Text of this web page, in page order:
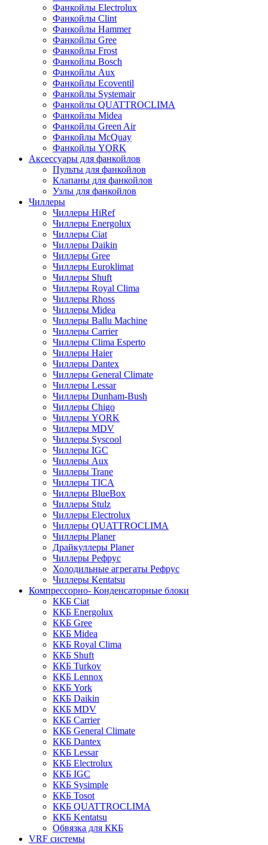
Фанкойлы Electrolux
Фанкойлы Clint
Фанкойлы Hammer
Фанкойлы Gree
Фанкойлы Frost
Фанкойлы Bosch
Фанкойлы Aux
Фанкойлы Ecoventil
Фанкойлы Systemair
Фанкойлы QUATTROCLIMA
Фанкойлы Midea
Фанкойлы Green Air
Фанкойлы McQuay
Фанкойлы YORK
Аксессуары для фанкойлов
Пульты для фанкойлов
Клапаны для фанкойлов
Узлы для фанкойлов
Чиллеры
Чиллеры HiRef
Чиллеры Energolux
Чиллеры Ciat
Чиллеры Daikin
Чиллеры Gree
Чиллеры Euroklimat
Чиллеры Shuft
Чиллеры Royal Clima
Чиллеры Rhoss
Чиллеры Midea
Чиллеры Ballu Machine
Чиллеры Carrier
Чиллеры Clima Esperto
Чиллеры Haier
Чиллеры Dantex
Чиллеры General Climate
Чиллеры Lessar
Чиллеры Dunham-Bush
Чиллеры Chigo
Чиллеры YORK
Чиллеры MDV
Чиллеры Syscool
Чиллеры IGC
Чиллеры Aux
Чиллеры Trane
Чиллеры TICA
Чиллеры BlueBox
Чиллеры Stulz
Чиллеры Electrolux
Чиллеры QUATTROCLIMA
Чиллеры Planer
Драйкуллеры Planer
Чиллеры Рефрус
Холодильные агрегаты Рефрус
Чиллеры Kentatsu
Компрессорно- Конденсаторные блоки
ККБ Ciat
ККБ Energolux
ККБ Gree
ККБ Midea
ККБ Royal Clima
ККБ Shuft
ККБ Turkov
ККБ Lennox
ККБ York
ККБ Daikin
ККБ MDV
ККБ Carrier
ККБ General Climate
ККБ Dantex
ККБ Lessar
ККБ Electrolux
ККБ IGC
ККБ Sysimple
ККБ Tosot
ККБ QUATTROCLIMA
ККБ Kentatsu
Обвязка для ККБ
VRF системы